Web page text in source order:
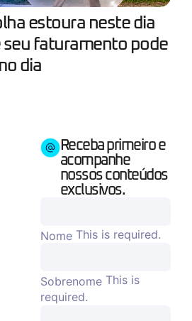
estoura neste dia
seu faturamento pode
dia
Receba primeiro e
acompanhe
nossos conteúdos
exclusivos.
Nome This is required.
Sobrenome This is
required.